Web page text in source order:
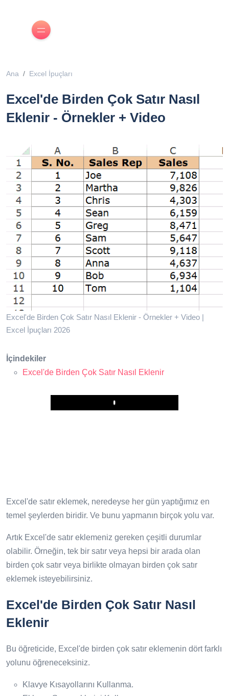
Ana Excel İpuçları
Excel'de Birden Çok Satır Nasıl
Eklenir - Örnekler + Video
Excel'de Birden Çok Satır Nasıl Eklenir - Örnekler + Video |
Excel İpuçları 2026
İçindekiler
Excel'de Birden Çok Satır Nasıl Eklenir
Play
Excel'de satır eklemek, neredeyse her gün yaptığımız en
temel şeylerden biridir. Ve bunu yapmanın birçok yolu var.
Artık Excel'de satır eklemeniz gereken çeşitli durumlar
olabilir. Örneğin, tek bir satır veya hepsi bir arada olan
birden çok satır veya birlikte olmayan birden çok satır
eklemek isteyebilirsiniz.
Excel'de Birden Çok Satır Nasıl
Eklenir
Bu öğreticide, Excel'de birden çok satır eklemenin dört farklı
yolunu öğreneceksiniz.
Klavye Kısayollarını Kullanma.